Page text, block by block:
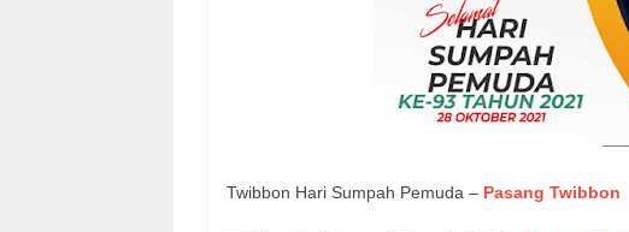
Twibbon Hari Sumpah Pemuda – Pasang Twibbon